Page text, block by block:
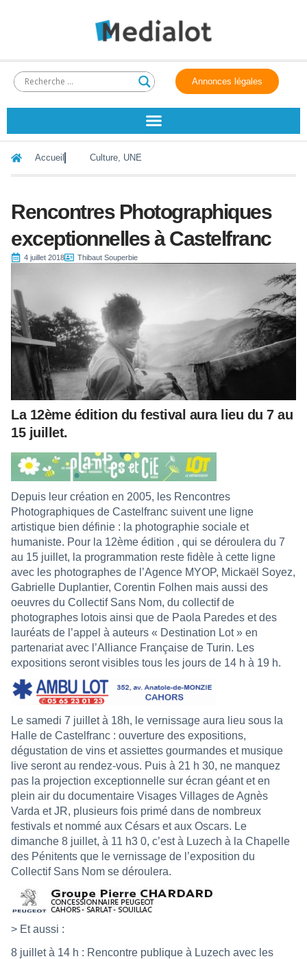
Annonces légales
Accueil Culture, UNE
Rencontres Photographiques
exceptionnelles à Castelfranc
4 juillet 2018 Thibaut Souperbie
La 12ème édition du festival aura lieu du 7 au
15 juillet.
Depuis leur création en 2005, les Rencontres
Photographiques de Castelfranc suivent une ligne
artistique bien définie : la photographie sociale et
humaniste. Pour la 12ème édition , qui se déroulera du 7
au 15 juillet, la programmation reste fidèle à cette ligne
avec les photographes de l’Agence MYOP, Mickaël Soyez,
Gabrielle Duplantier, Corentin Folhen mais aussi des
oeuvres du Collectif Sans Nom, du collectif de
photographes lotois ainsi que de Paola Paredes et des
lauréats de l’appel à auteurs « Destination Lot » en
partenariat avec l’Alliance Française de Turin. Les
expositions seront visibles tous les jours de 14 h à 19 h.
Le samedi 7 juillet à 18h, le vernissage aura lieu sous la
Halle de Castelfranc : ouverture des expositions,
dégustation de vins et assiettes gourmandes et musique
live seront au rendez-vous. Puis à 21 h 30, ne manquez
pas la projection exceptionnelle sur écran géant et en
plein air du documentaire Visages Villages de Agnès
Varda et JR, plusieurs fois primé dans de nombreux
festivals et nommé aux Césars et aux Oscars. Le
dimanche 8 juillet, à 11 h3 0, c’est à Luzech à la Chapelle
des Pénitents que le vernissage de l’exposition du
Collectif Sans Nom se déroulera.
> Et aussi :
8 juillet à 14 h : Rencontre publique à Luzech avec les